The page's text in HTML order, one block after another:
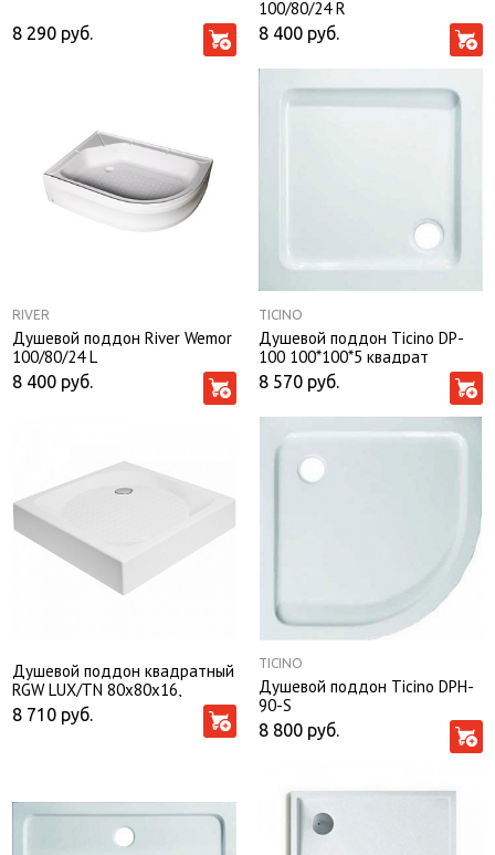
8 290 руб.
100/80/24 R
8 400 руб.
RIVER
Душевой поддон River Wemor
100/80/24 L
8 400 руб.
TICINO
Душевой поддон Ticino DP-
100 100*100*5 квадрат
8 570 руб.
Душевой поддон квадратный
RGW LUX/TN 80х80х16,
артикул 16180188-21
8 710 руб.
TICINO
Душевой поддон Ticino DPH-
90-S
8 800 руб.